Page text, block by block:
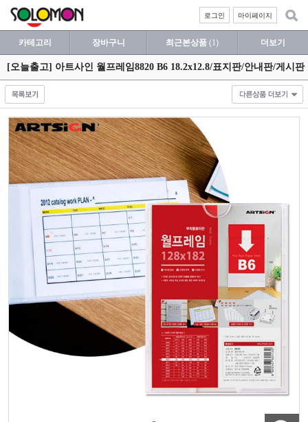
마이페이지
로그인
카테고리 장바구니 최근본상품 (1) 더보기
[오늘출고] 아트사인 월프레임8820 B6 18.2x12.8/표지판/안내판/게시판